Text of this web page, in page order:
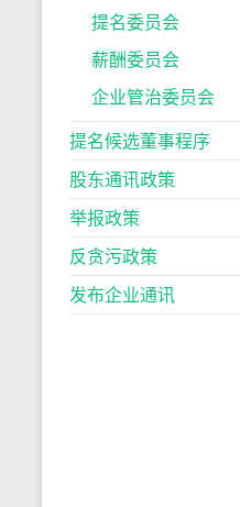
提名委员会
薪酬委员会
企业管治委员会
提名候选董事程序
股东通讯政策
举报政策
反贪污政策
发布企业通讯